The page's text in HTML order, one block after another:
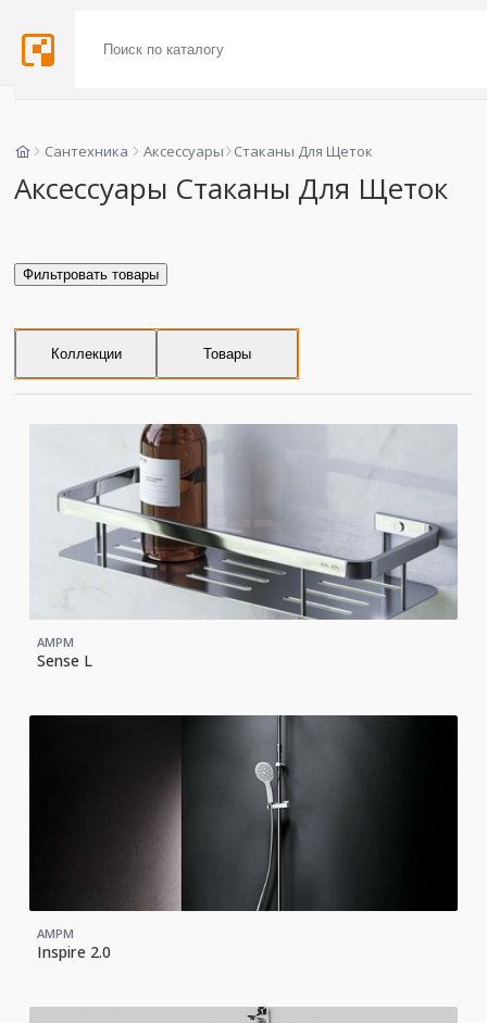
Сантехника Аксессуары Стаканы Для Щеток
Аксессуары Стаканы Для Щеток
Фильтровать товары
Коллекции Товары
AMPM
Sense L
AMPM
Inspire 2.0